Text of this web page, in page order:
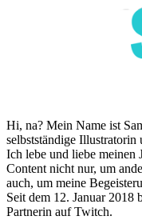
Hi, na? Mein Name ist
selbstständige Illustratorin
Ich lebe und liebe meinen
Content nicht nur, um
auch, um meine
Seit dem 12. Januar
Partnerin auf Twitch.